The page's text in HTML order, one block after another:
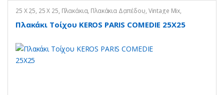
25 X 25, 25 X 25, Πλακάκια, Πλακάκια Δαπέδου, Vintage Mix,
Πλακάκια Κουζίνας Vintage Mix Πλακάκια Τοίχου Vintage Mix
Πλακάκι Τοίχου KEROS PARIS COMEDIE 25X25